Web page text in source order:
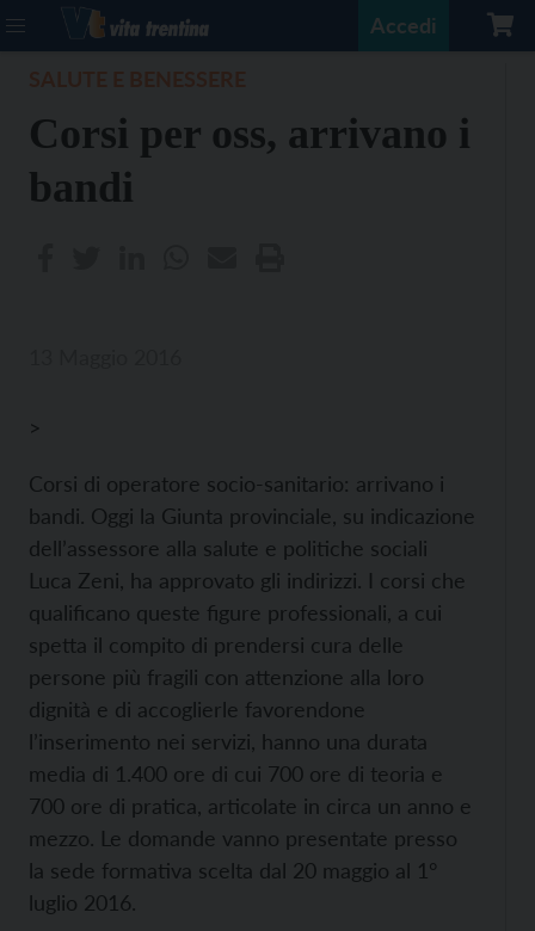
Accedi
Corsi per oss, arrivano i
bandi
>
Corsi di operatore socio-sanitario: arrivano i
bandi. Oggi la Giunta provinciale, su indicazione
dell’assessore alla salute e politiche sociali
Luca Zeni, ha approvato gli indirizzi. I corsi che
qualificano queste figure professionali, a cui
spetta il compito di prendersi cura delle
persone più fragili con attenzione alla loro
dignità e di accoglierle favorendone
l’inserimento nei servizi, hanno una durata
media di 1.400 ore di cui 700 ore di teoria e
700 ore di pratica, articolate in circa un anno e
mezzo. Le domande vanno presentate presso
la sede formativa scelta dal 20 maggio al 1°
luglio 2016.